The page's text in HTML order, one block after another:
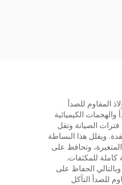
المقاوم للصدأ
الكيميائية
الصيانة وتقل
ويقلل هذا البساطة
وتحافظ على
كاملة للمكثفات.
الحفاظ على
للصدأ التآكل